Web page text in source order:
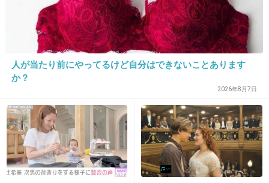
近所のオバさんに色々情報流された。
些細なことだけどイヤだったな
+48 -0
私は母に前髪を切ってもらっていたけど「あっ
ちが短い。こっちが短い」と、毎度オンザ眉毛
だった。
+29 -1
人が当たり前にやってるけど自分はできないことあります
か？
2026年8月7日